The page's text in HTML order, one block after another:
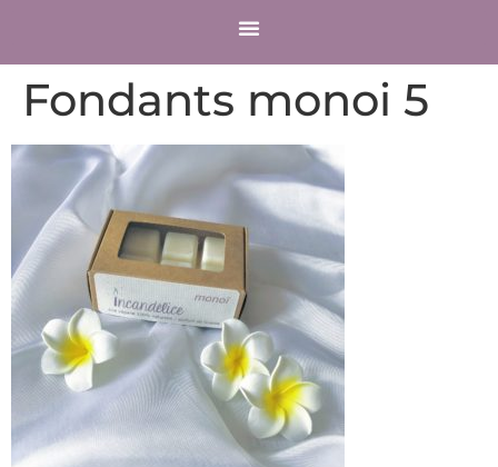
Fondants monoi 5